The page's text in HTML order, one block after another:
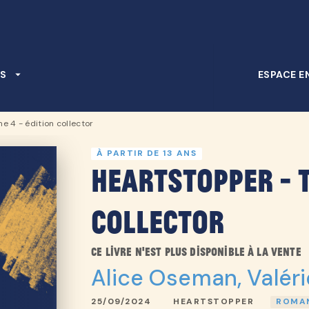
arrow_drop_down ESPACE
4 - édition collector
À PARTIR DE 13 ANS
Heartstopper -
collector
Ce livre n'est plus disponible à la vente
Alice Oseman,
25/09/2024 HEARTSTOPPER